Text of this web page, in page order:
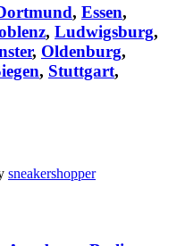
, Essen,
, Ludwigsburg,
, Oldenburg,
, Stuttgart,
sneakershopper